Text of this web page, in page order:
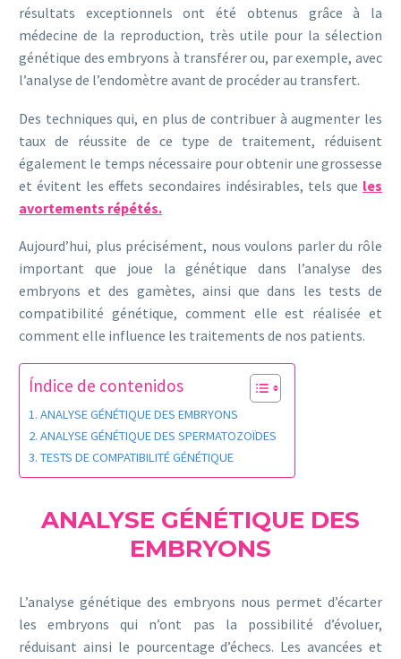
résultats exceptionnels ont été obtenus grâce à la
médecine de la reproduction, très utile pour la sélection
génétique des embryons à transférer ou, par exemple, avec
l’analyse de l’endomètre avant de procéder au transfert.
Des techniques qui, en plus de contribuer à augmenter les
taux de réussite de ce type de traitement, réduisent
également le temps nécessaire pour obtenir une grossesse
et évitent les effets secondaires indésirables, tels que les
avortements répétés.
Aujourd’hui, plus précisément, nous voulons parler du rôle
important que joue la génétique dans l’analyse des
embryons et des gamètes, ainsi que dans les tests de
compatibilité génétique, comment elle est réalisée et
comment elle influence les traitements de nos patients.
Índice de contenidos
ANALYSE GÉNÉTIQUE DES EMBRYONS
ANALYSE GÉNÉTIQUE DES SPERMATOZOÏDES
TESTS DE COMPATIBILITÉ GÉNÉTIQUE
ANALYSE GÉNÉTIQUE DES
EMBRYONS
L’analyse génétique des embryons nous permet d’écarter
les embryons qui n’ont pas la possibilité d’évoluer,
réduisant ainsi le pourcentage d’échecs. Les avancées et